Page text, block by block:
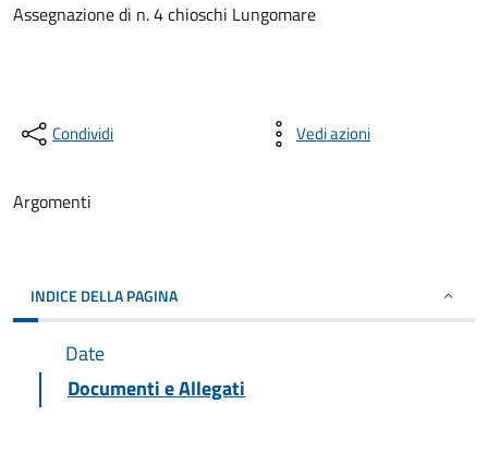
Assegnazione di n. 4 chioschi Lungomare
Condividi Vedi azioni
Argomenti
INDICE DELLA PAGINA
Date
Documenti e Allegati